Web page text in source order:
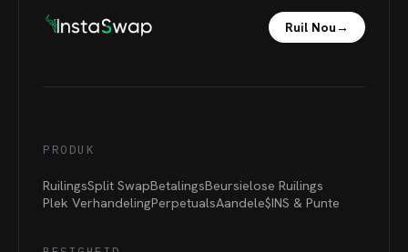
Ruil Nou→
PRODUK
RuilingsSplit SwapBetalingsBeursielose Ruilings
Plek VerhandelingPerpetualsAandele$INS & Punte